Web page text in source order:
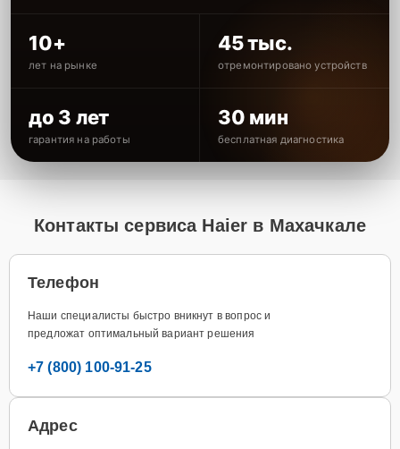
10+
лет на рынке
45 тыс.
отремонтировано устройств
до 3 лет
гарантия на работы
30 мин
бесплатная диагностика
Контакты сервиса Haier в Махачкале
Телефон
Наши специалисты быстро вникнут в вопрос и
предложат оптимальный вариант решения
+7 (800) 100-91-25
Адрес